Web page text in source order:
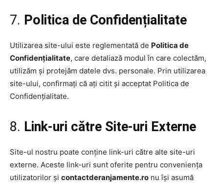
7. Politica de Confidențialitate
Utilizarea site-ului este reglementată de Politica de
Confidențialitate, care detaliază modul în care colectăm,
utilizăm și protejăm datele dvs. personale. Prin utilizarea
site-ului, confirmați că ați citit și acceptat Politica de
Confidențialitate.
8. Link-uri către Site-uri Externe
Site-ul nostru poate conține link-uri către alte site-uri
externe. Aceste link-uri sunt oferite pentru conveniența
utilizatorilor și contactderanjamente.ro nu își asumă